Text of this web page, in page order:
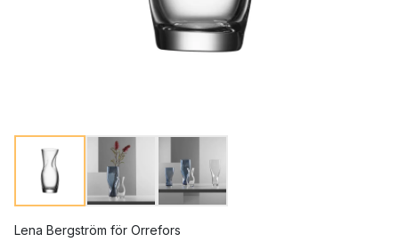
Lena Bergström för Orrefors